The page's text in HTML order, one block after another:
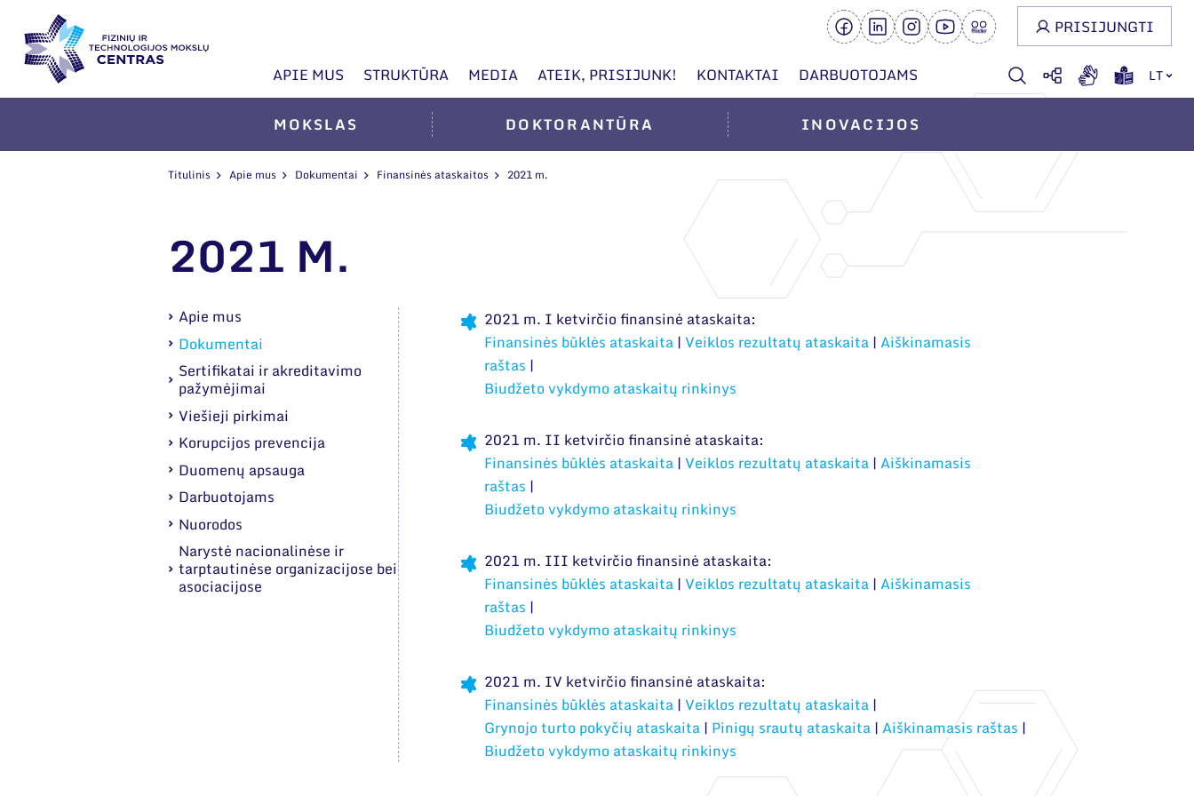
APIE MUS STRUKTŪRA MEDIA ATEIK, PRISIJUNK! KONTAKTAI DARBUOTOJAMS LT
PRISIJUNGTI
MOKSLAS DOKTORANTŪRA INOVACIJOS
Titulinis Apie mus Dokumentai Finansinės ataskaitos 2021 m.
2021 M.
Apie mus
Dokumentai
Sertifikatai ir akreditavimo
pažymėjimai
Viešieji pirkimai
Korupcijos prevencija
Duomenų apsauga
Darbuotojams
Nuorodos
Narystė nacionalinėse ir
tarptautinėse organizacijose bei
asociacijose
2021 m. I ketvirčio finansinė ataskaita:
Finansinės būklės ataskaita| Veiklos rezultatų ataskaita|Aiškinamasis
raštas |
Biudžeto vykdymo ataskaitų rinkinys
2021 m. II ketvirčio finansinė ataskaita:
Finansinės būklės ataskaita| Veiklos rezultatų ataskaita|Aiškinamasis
raštas |
Biudžeto vykdymo ataskaitų rinkinys
2021 m. III ketvirčio finansinė ataskaita:
Finansinės būklės ataskaita| Veiklos rezultatų ataskaita|Aiškinamasis
raštas |
Biudžeto vykdymo ataskaitų rinkinys
2021 m. IV ketvirčio finansinė ataskaita:
Finansinės būklės ataskaita| Veiklos rezultatų ataskaita|
Grynojo turto pokyčių ataskaita| Pinigų srautų ataskaita|Aiškinamasis raštas |
Biudžeto vykdymo ataskaitų rinkinys